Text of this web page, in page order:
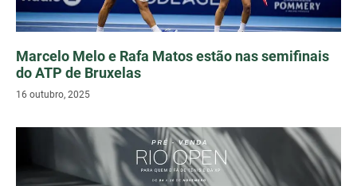
Marcelo Melo e Rafa Matos estão nas semifinais
do ATP de Bruxelas
16 outubro, 2025